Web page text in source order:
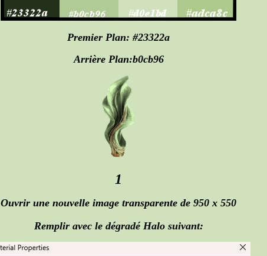
Premier Plan: #23322a
Arrière Plan:b0cb96
1
Ouvrir une nouvelle image transparente de 950 x 550
Remplir avec le dégradé Halo suivant: